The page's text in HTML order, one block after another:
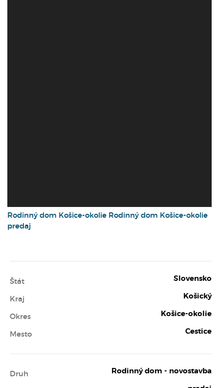
Rodinný dom Košice-okolie Rodinný dom Košice-okolie
predaj
Štát Slovensko
Kraj Košický
Okres Košice-okolie
Mesto Cestice
Druh Rodinný dom - novostavba